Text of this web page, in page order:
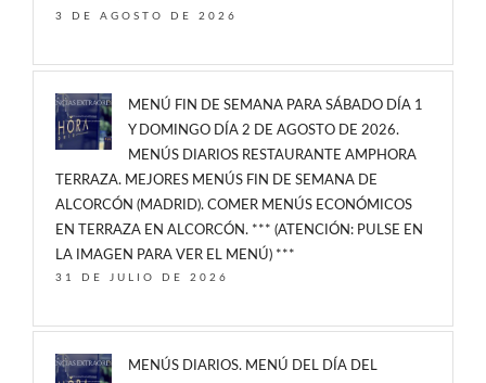
3 DE AGOSTO DE 2026
MENÚ FIN DE SEMANA PARA SÁBADO DÍA 1
Y DOMINGO DÍA 2 DE AGOSTO DE 2026.
MENÚS DIARIOS RESTAURANTE AMPHORA
TERRAZA. MEJORES MENÚS FIN DE SEMANA DE
ALCORCÓN (MADRID). COMER MENÚS ECONÓMICOS
EN TERRAZA EN ALCORCÓN. *** (ATENCIÓN: PULSE EN
LA IMAGEN PARA VER EL MENÚ) ***
31 DE JULIO DE 2026
MENÚS DIARIOS. MENÚ DEL DÍA DEL